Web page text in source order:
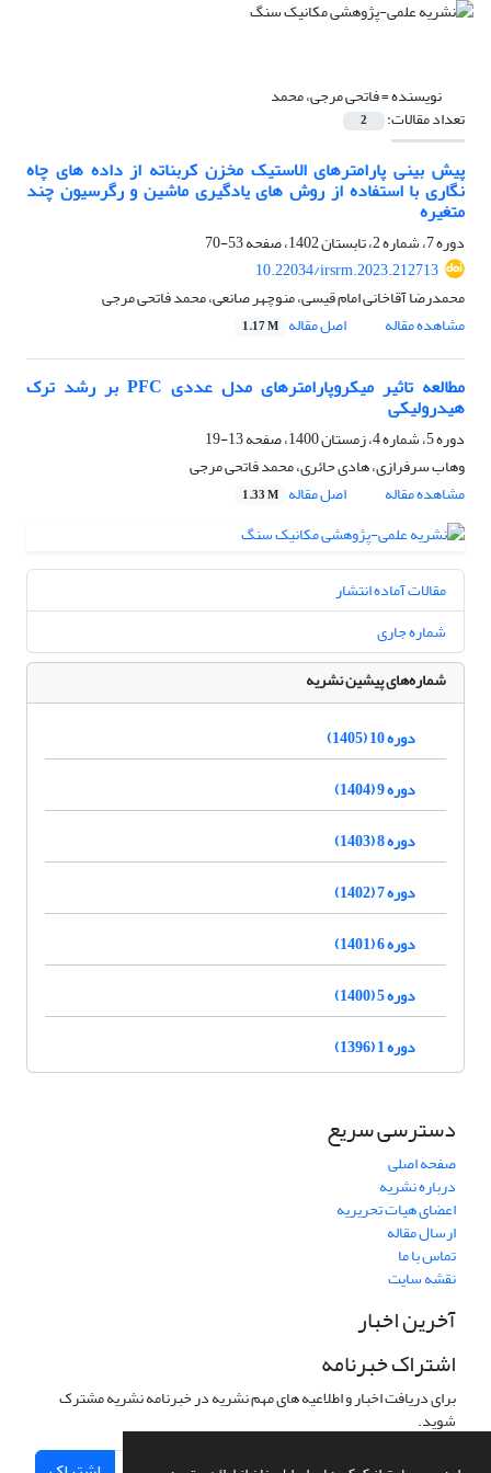
نویسنده =فاتحی مرجی، محمد
تعداد مقالات: 2
پیش بینی پارامترهای الاستیک مخزن کربناته از داده های چاه
نگاری با استفاده از روش های یادگیری ماشین و رگرسیون چند
متغیره
دوره 7، شماره 2، تابستان 1402، صفحه
53-70
10.22034/irsrm.2023.212713
محمدرضا آقاخانی امام قیسی، منوچهر صانعی، محمد فاتحی مرجی
مشاهده مقاله
اصل مقاله 1.17 M
مطالعه تاثیر میکروپارامترهای مدل عددی PFC بر رشد ترک
هیدرولیکی
دوره 5، شماره 4، زمستان 1400، صفحه
13-19
وهاب سرفرازی، هادی حائری، محمد فاتحی مرجی
مشاهده مقاله
اصل مقاله 1.33 M
مقالات آماده انتشار
شماره جاری
شماره‌های پیشین نشریه
دوره 10 (1405)
دوره 9 (1404)
دوره 8 (1403)
دوره 7 (1402)
دوره 6 (1401)
دوره 5 (1400)
دوره 1 (1396)
دسترسی سریع
صفحه اصلی
درباره نشریه
اعضای هیات تحریریه
ارسال مقاله
تماس با ما
نقشه سایت
آخرین اخبار
اشتراک خبرنامه
برای دریافت اخبار و اطلاعیه های مهم نشریه در خبرنامه نشریه مشترک
شوید.